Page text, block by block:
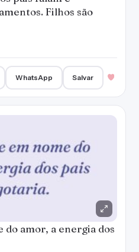
certos para cada pai.
WhatsApp Salvar